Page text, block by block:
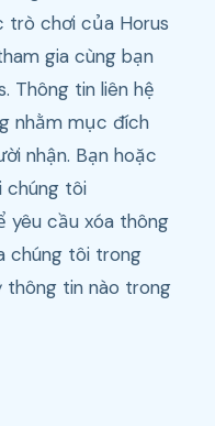
chơi của Horus
gia cùng bạn
Thông tin liên hệ
nhằm mục đích
nhận. Bạn hoặc
chúng tôi
yêu cầu xóa thông
chúng tôi trong
thông tin nào trong